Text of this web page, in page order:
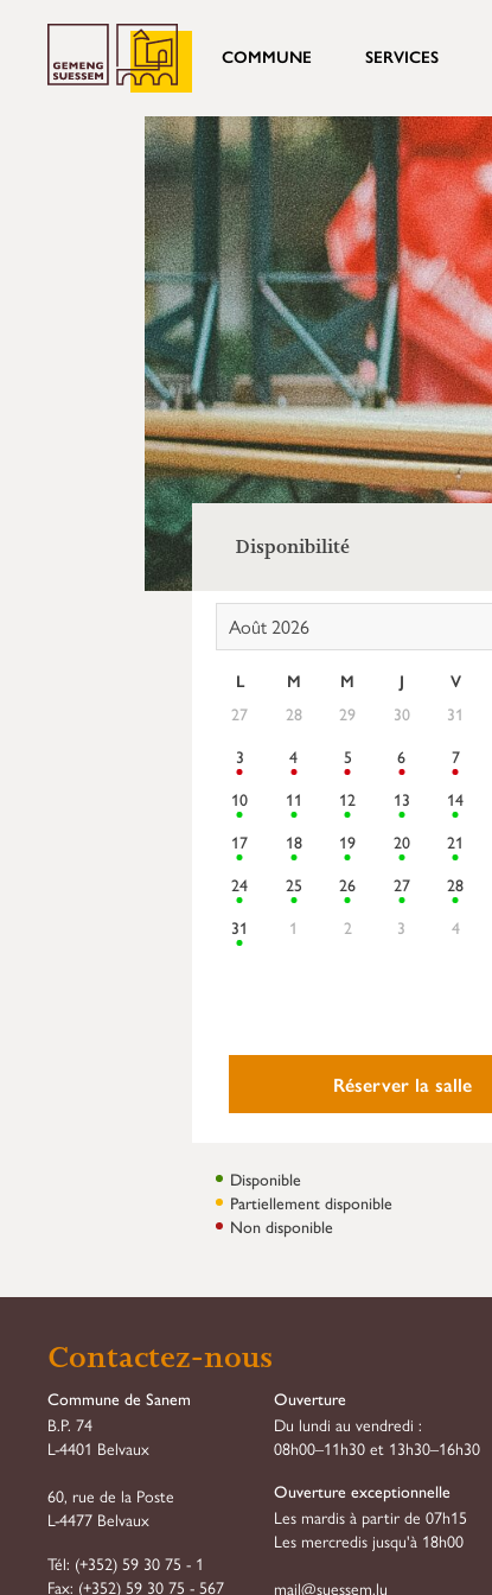
COMMUNE SERVICES
Disponibilité
Août 2026
L M M J V
27
28 29 30 31
3
4 5 6 7
10
11 12 13 14
17
18 19 20 21
24
25 26 27 28
31
1 2 3 4
Réserver la salle
Disponible
Partiellement disponible
Non disponible
Contactez-nous
Commune de Sanem
B.P. 74
L-4401 Belvaux
60, rue de la Poste
L-4477 Belvaux
Tél: (+352) 59 30 75 - 1
Fax: (+352) 59 30 75 - 567
Ouverture
Du lundi au vendredi :
08h00–11h30 et 13h30–16h30
Ouverture exceptionnelle
Les mardis à partir de 07h15
Les mercredis jusqu'à 18h00
mail@suessem.lu